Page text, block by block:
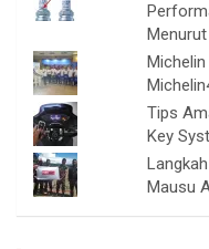
Menurut
Tips
Key
Mausu